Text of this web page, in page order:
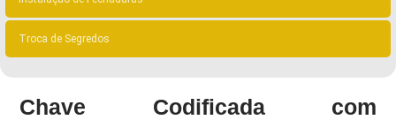
Troca de Segredos
Chave Codificada com